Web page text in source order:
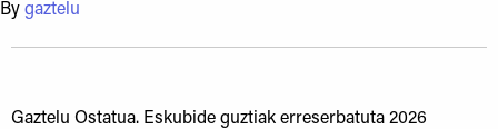
By gaztelu
Gaztelu Ostatua. Eskubide guztiak erreserbatuta 2026